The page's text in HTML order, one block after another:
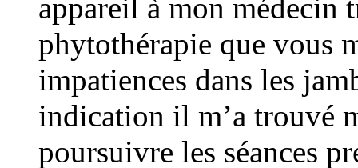
appareil à mon médecin
phytothérapie que vous
impatiences dans les
indication il m’a trouvé
poursuivre les séances